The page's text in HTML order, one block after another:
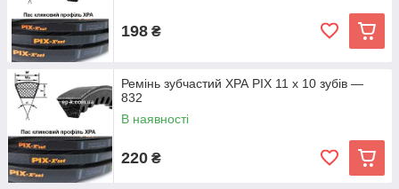
198 ₴
Ремінь зубчастий ХРА PIX 11 х 10 зубів —
832
В наявності
220 ₴